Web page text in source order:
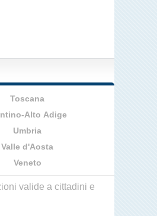
Toscana
Alto Adige
Umbria
Valle d'Aosta
Veneto
valide a cittadini e